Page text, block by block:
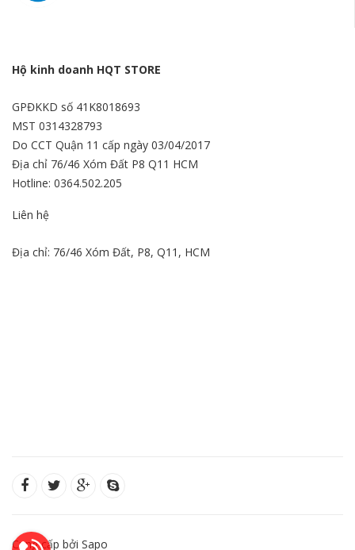
Hộ kinh doanh HQT STORE
GPĐKKD số 41K8018693
MST 0314328793
Do CCT Quận 11 cấp ngày 03/04/2017
Địa chỉ 76/46 Xóm Đất P8 Q11 HCM
Hotline: 0364.502.205
Liên hệ
Địa chỉ: 76/46 Xóm Đất, P8, Q11, HCM
Cung cấp bởi Sapo